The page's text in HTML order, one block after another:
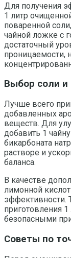
Для получения
1 литр
поваренной
чайной ложке с
достаточный
проницаемости,
Выбор соли
Лучше всего
добавленных
веществ. Для
добавить 1
бикарбоната
растворе и
баланса.
В качестве
лимонной
эффективности.
приготовления 1
безопасными
Советы по